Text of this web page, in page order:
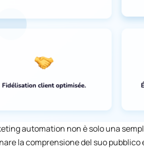
automation non è solo una
la comprensione del suo